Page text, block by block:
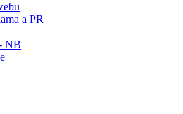
a PR
NB